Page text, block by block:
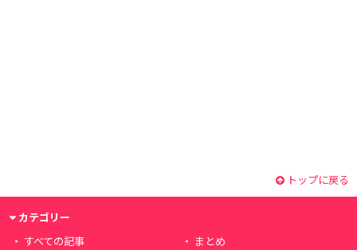
トップに戻る
カテゴリー
すべての記事
まとめ